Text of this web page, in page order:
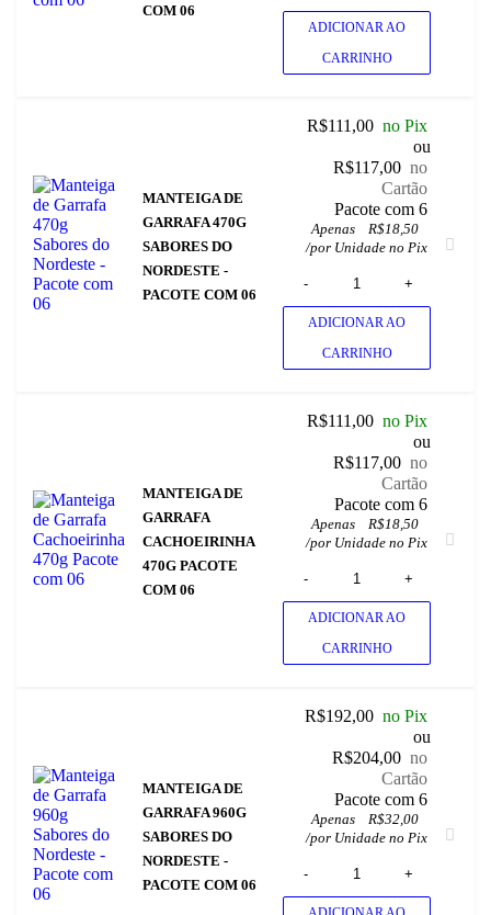
COM 06
ADICIONAR AO
CARRINHO
MANTEIGA DE
GARRAFA 470G
SABORES DO
NORDESTE -
PACOTE COM 06
R$111,00 no Pix
ou
R$117,00 no
Cartão
Pacote com 6
Apenas R$18,50
/por Unidade no Pix
ADICIONAR AO
CARRINHO
MANTEIGA DE
GARRAFA
CACHOEIRINHA
470G PACOTE
COM 06
R$111,00 no Pix
ou
R$117,00 no
Cartão
Pacote com 6
Apenas R$18,50
/por Unidade no Pix
ADICIONAR AO
CARRINHO
MANTEIGA DE
GARRAFA 960G
SABORES DO
NORDESTE -
PACOTE COM 06
R$192,00 no Pix
ou
R$204,00 no
Cartão
Pacote com 6
Apenas R$32,00
/por Unidade no Pix